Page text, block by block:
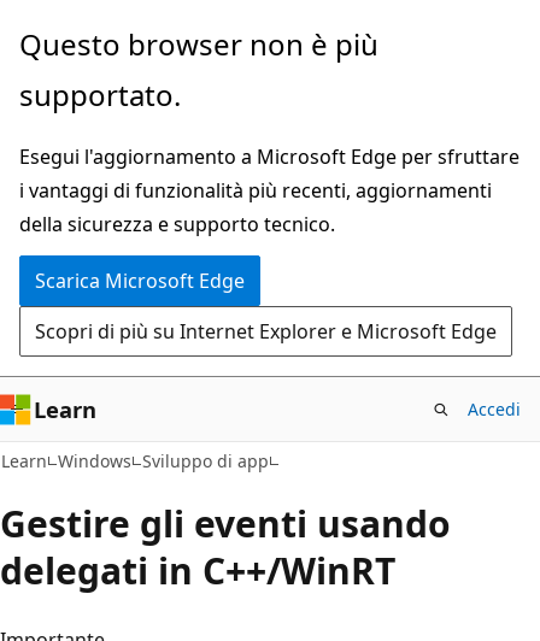
Ignora
passa
contenuto
principale
Questo browser non è più
supportato.
Esegui l'aggiornamento a Microsoft Edge per sfruttare
i vantaggi di funzionalità più recenti, aggiornamenti
della sicurezza e supporto tecnico.
Scarica Microsoft Edge
Scopri di più su Internet Explorer e Microsoft Edge
Learn Accedi
Learn Windows Sviluppo di app
Gestire gli eventi usando
delegati in C++/WinRT